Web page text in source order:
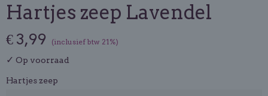
Hartjes zeep Lavendel
€ 3,99 (inclusief btw 21%)
✓ Op voorraad
Hartjes zeep